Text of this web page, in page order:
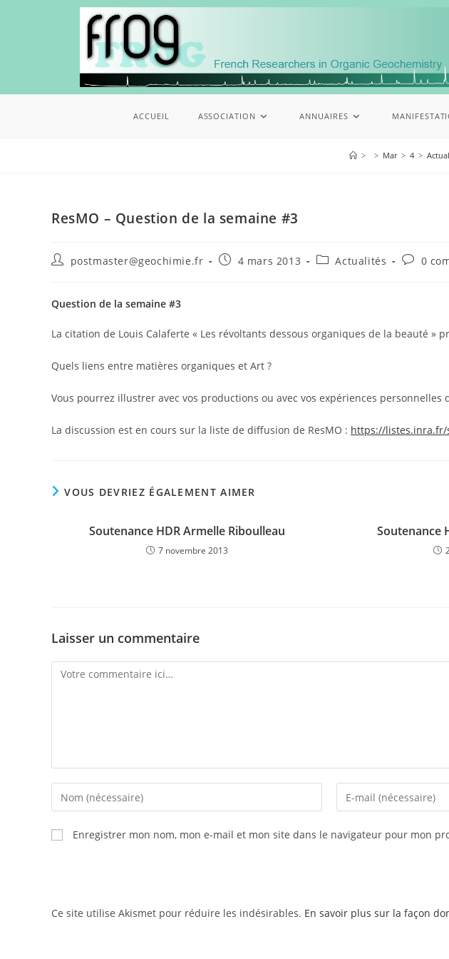
ACCUEIL ASSOCIATION ANNUAIRES
> > Mar > 4 >
ResMO – Question de la semaine #3
postmaster@geochimie.fr 4 mars 2013 Actualités 0
Question de la semaine #3
La citation de Louis Calaferte « Les révoltants dessous organiques de la beauté »
Quels liens entre matières organiques et Art ?
Vous pourrez illustrer avec vos productions ou avec vos expériences personnelles
La discussion est en cours sur la liste de diffusion de ResMO : https://
VOUS DEVRIEZ ÉGALEMENT AIMER
Soutenance HDR Armelle Riboulleau
7 novembre 2013
Soutenance
Laisser un commentaire
Enregistrer mon nom, mon e-mail et mon site dans le navigateur pour mon
Ce site utilise Akismet pour réduire les indésirables. En savoir plus sur la façon